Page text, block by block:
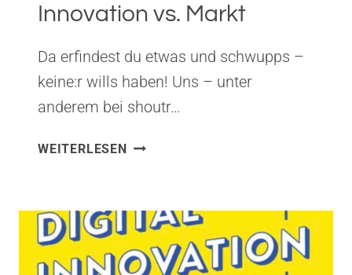
Innovation vs. Markt
Da erfindest du etwas und schwupps –
keine:r wills haben! Uns – unter
anderem bei shoutr…
WEITERLESENINNOVATION